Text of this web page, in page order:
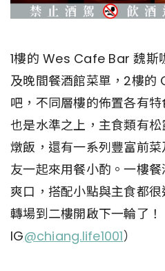
1樓的 Wes Cafe Bar 魏斯
及晚間餐酒館菜單，2樓的
吧，不同層樓的佈置各有
也是水準之上，主食類有
燉飯，還有一系列豐富前
友一起來用餐小酌。一樓
爽口，搭配小點與主食都
轉場到二樓開啟下一輪了！
IG@chiang.life1001）